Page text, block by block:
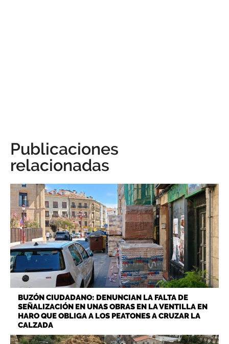
Publicaciones
relacionadas
BUZÓN CIUDADANO: DENUNCIAN LA FALTA DE
SEÑALIZACIÓN EN UNAS OBRAS EN LA VENTILLA EN
HARO QUE OBLIGA A LOS PEATONES A CRUZAR LA
CALZADA